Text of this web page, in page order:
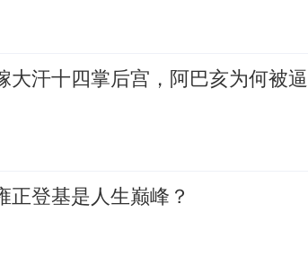
大汗十四掌后宫，阿巴亥为何被逼
正登基是人生巅峰？